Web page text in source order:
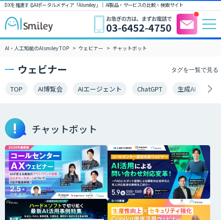
DXを推進するAIポータルメディア「AIsmiley」｜ AI製品・サービスの比較・検索サイト
AI・人工知能のAIsmiley TOP ウェビナー チャットボット
ウェビナー
TOP AI博覧会 AIエージェント ChatGPT 生成AI
タグを一覧で見る
チャットボット